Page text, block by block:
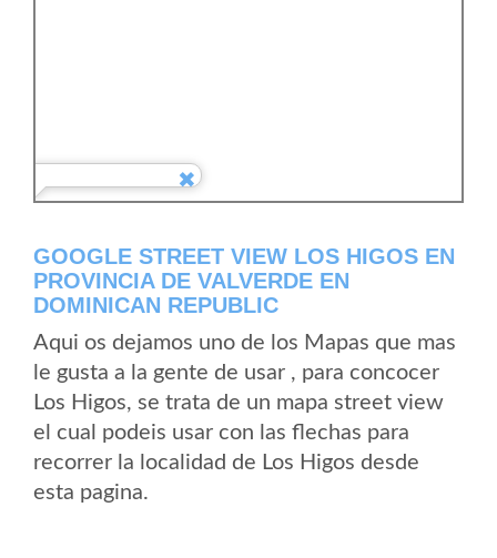
GOOGLE STREET VIEW LOS HIGOS EN
PROVINCIA DE VALVERDE EN
DOMINICAN REPUBLIC
Aqui os dejamos uno de los Mapas que mas
le gusta a la gente de usar , para concocer
Los Higos, se trata de un mapa street view
el cual podeis usar con las flechas para
recorrer la localidad de Los Higos desde
esta pagina.